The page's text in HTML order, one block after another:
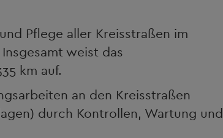
Pflege aller Kreisstraßen im
weist das
km auf.
an den Kreisstraßen
durch Kontrollen, Wartung und